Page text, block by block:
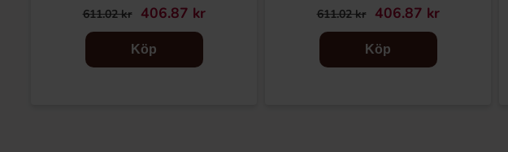
611.02 kr 406.87 kr
Köp
611.02 kr 406.87 kr
Köp